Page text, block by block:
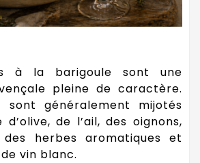
à la barigoule sont une
pleine de caractère.
sont généralement mijotés
d’olive, de l’ail, des oignons,
herbes aromatiques et
vin blanc.